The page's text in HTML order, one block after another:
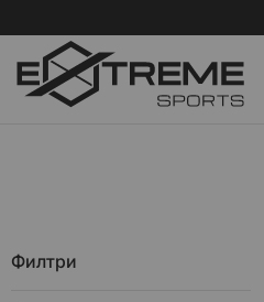
Филтри